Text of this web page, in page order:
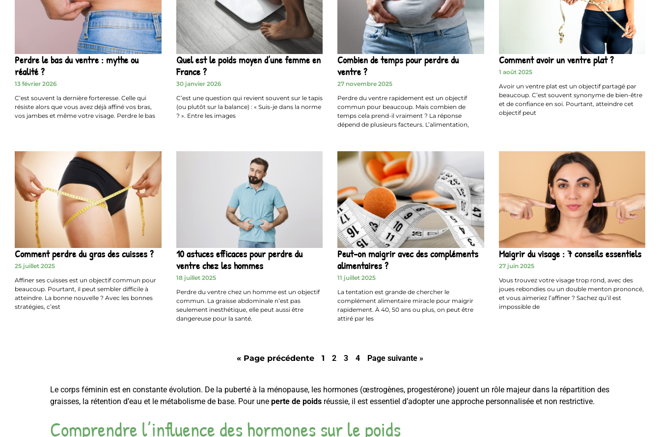
Perdre le bas du ventre : mythe ou
réalité ?
13 février 2026
C’est souvent la dernière forteresse. Celle qui
résiste alors que vous avez déjà affiné vos bras,
vos jambes et même votre visage. Perdre le bas
Quel est le poids moyen d’une femme en
France ?
30 janvier 2026
C’est une question qui revient souvent sur le tapis
(ou plutôt sur la balance) : « Suis-je dans la norme
? ». Entre les images
Combien de temps pour perdre du
ventre ?
27 novembre 2025
Perdre du ventre rapidement est un objectif
commun pour beaucoup. Mais combien de
temps cela prend-il vraiment ? La réponse
dépend de plusieurs facteurs. L’alimentation,
Comment avoir un ventre plat ?
1 août 2025
Avoir un ventre plat est un objectif partagé par
beaucoup. C’est souvent synonyme de bien-être
et de confiance en soi. Pourtant, atteindre cet
objectif peut
Comment perdre du gras des cuisses ?
25 juillet 2025
Affiner ses cuisses est un objectif commun pour
beaucoup. Pourtant, il peut sembler difficile à
atteindre. La bonne nouvelle ? Avec les bonnes
stratégies, c’est
10 astuces efficaces pour perdre du
ventre chez les hommes
18 juillet 2025
Perdre du ventre chez un homme est un objectif
commun. La graisse abdominale n’est pas
seulement inesthétique, elle peut aussi être
dangereuse pour la santé.
Peut-on maigrir avec des compléments
alimentaires ?
11 juillet 2025
La tentation est grande de chercher le
complément alimentaire miracle pour maigrir
rapidement. À 40, 50 ans ou plus, on peut être
attiré par les
Maigrir du visage : 7 conseils essentiels
27 juin 2025
Vous trouvez votre visage trop rond, avec des
joues rebondies ou un double menton prononcé,
et vous aimeriez l’affiner ? Sachez qu’il est
impossible de
« Page précédente 1 2 3 4 Page suivante »
Le corps féminin est en constante évolution. De la puberté à la ménopause, les hormones (œstrogènes, progestérone) jouent un rôle majeur dans la répartition des
graisses, la rétention d’eau et le métabolisme de base. Pour une perte de poids réussie, il est essentiel d’adopter une approche personnalisée et non restrictive.
Comprendre l’influence des hormones sur le poids